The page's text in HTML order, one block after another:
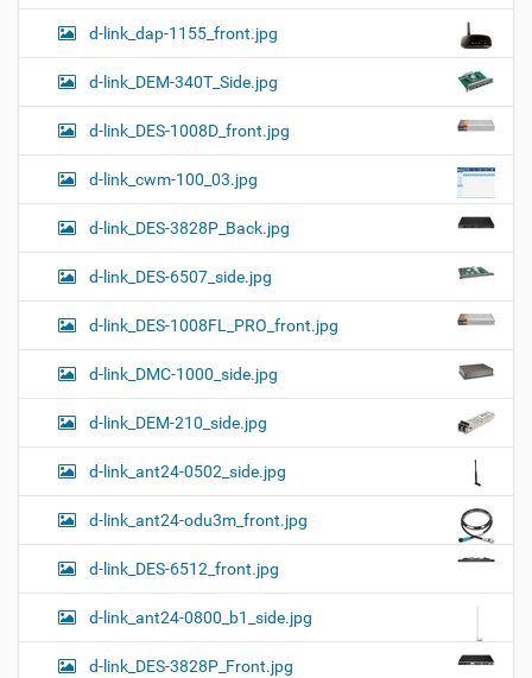
d-link_dap-1155_front.jpg
d-link_DEM-340T_Side.jpg
d-link_DES-1008D_front.jpg
d-link_cwm-100_03.jpg
d-link_DES-3828P_Back.jpg
d-link_DES-6507_side.jpg
d-link_DES-1008FL_PRO_front.jpg
d-link_DMC-1000_side.jpg
d-link_DEM-210_side.jpg
d-link_ant24-0502_side.jpg
d-link_ant24-odu3m_front.jpg
d-link_DES-6512_front.jpg
d-link_ant24-0800_b1_side.jpg
d-link_DES-3828P_Front.jpg